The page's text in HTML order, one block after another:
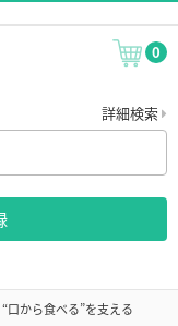
0
詳細検索
“口から食べる”を支える